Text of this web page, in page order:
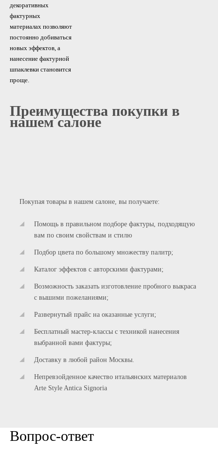
декоративных
фактурных
материалах позволяют
постоянно добиваться
новых эффектов, а
нанесение фактурной
шпаклевки становится
проще.
Преимущества покупки в
нашем салоне
Покупая товары в нашем салоне, вы получаете:
Помощь в правильном подборе фактуры, подходящую
вам по своим свойствам и стилю
Подбор цвета по большому множеству палитр;
Каталог эффектов с авторскими фактурами;
Возможность заказать изготовление пробного выкраса
с вышими пожеланиями;
Развернутый прайс на оказанные услуги;
Бесплатный мастер-классы с техникой нанесения
выбранной вами фактуры;
Доставку в любой район Москвы.
Непревзойденное качество итальянских материалов
Arte Style Antica Signoria
Вопрос-ответ